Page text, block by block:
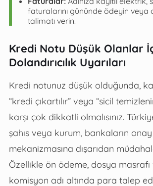
faturalarını gününde ödeyin
talimatı verin.
Kredi Notu Düşük Olanlar
Dolandırıcılık Uyarıları
Kredi notunuz düşük olduğunda,
“kredi çıkartılır” veya “sicil
karşı çok dikkatli olmalısınız.
şahıs veya kurum, bankaların onay
mekanizmasına dışarıdan
Özellikle ön ödeme, dosya masrafı
komisyon adı altında para talep